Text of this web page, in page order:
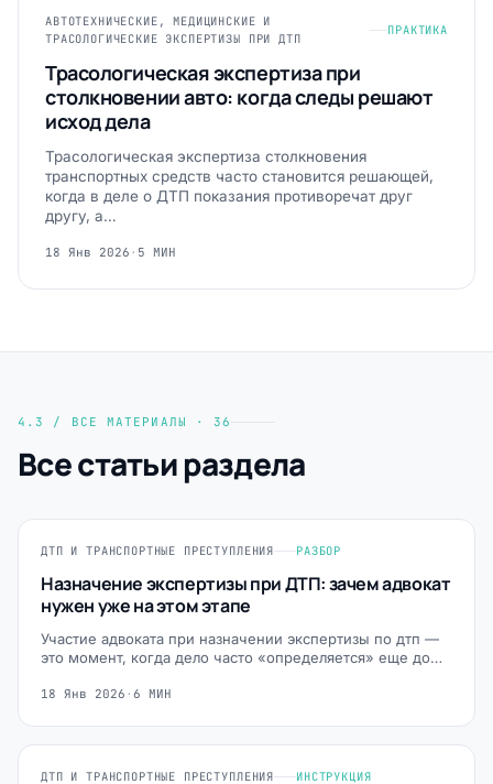
АВТОТЕХНИЧЕСКИЕ, МЕДИЦИНСКИЕ И
ТРАСОЛОГИЧЕСКИЕ ЭКСПЕРТИЗЫ ПРИ ДТП
ПРАКТИКА
Трасологическая экспертиза при
столкновении авто: когда следы решают
исход дела
Трасологическая экспертиза столкновения
транспортных средств часто становится решающей,
когда в деле о ДТП показания противоречат друг
другу, а…
18 Янв 2026 · 5 МИН
4.3 / ВСЕ МАТЕРИАЛЫ · 36
Все статьи раздела
ДТП И ТРАНСПОРТНЫЕ ПРЕСТУПЛЕНИЯ РАЗБОР
Назначение экспертизы при ДТП: зачем адвокат
нужен уже на этом этапе
Участие адвоката при назначении экспертизы по дтп —
это момент, когда дело часто «определяется» еще до…
18 Янв 2026 · 6 МИН
ДТП И ТРАНСПОРТНЫЕ ПРЕСТУПЛЕНИЯ ИНСТРУКЦИЯ